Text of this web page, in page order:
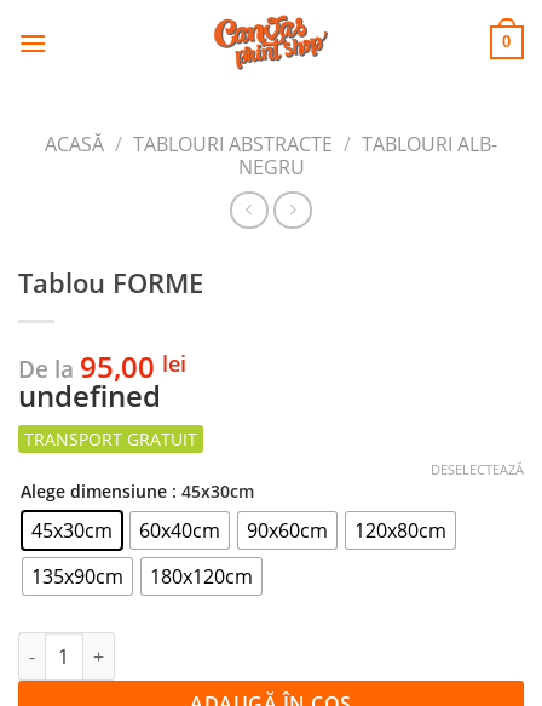
CANVAS
PRINT SHOP 0
ACASĂ / TABLOURI ABSTRACTE / TABLOURI ALB-
NEGRU
Tablou FORME
De la 95,00 lei
undefined
Alege dimensiune : 45x30cm
45x30cm 60x40cm 90x60cm
120x80cm
135x90cm
180x120cm
DESELECTEAZĂ
Cantitate Tablou FORME